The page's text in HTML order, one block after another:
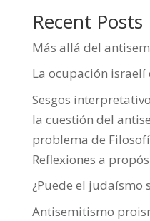
Recent Posts
Más allá del
La ocupación
Sesgos
la cuestión del
problema de
Reflexiones a
¿Puede el judaísmo
Antisemitismo